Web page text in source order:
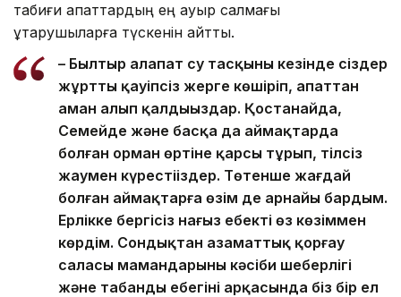
табиғи апаттардың ең ауыр салмағы
құтқарушыларға түскенін айтты.
– Былтыр алапат су тасқыны кезінде сіздер
жұртты қауіпсіз жерге көшіріп, апаттан
аман алып қалдыңыздар. Қостанайда,
Семейде және басқа да аймақтарда
болған орман өртіне қарсы тұрып, тілсіз
жаумен күрестіңіздер. Төтенше жағдай
болған аймақтарға өзім де арнайы бардым.
Ерлікке бергісіз нағыз еңбекті өз көзіммен
көрдім. Сондықтан азаматтық қорғау
саласы мамандарының кәсіби шеберлігі
және табанды еңбегінің арқасында біз бір ел